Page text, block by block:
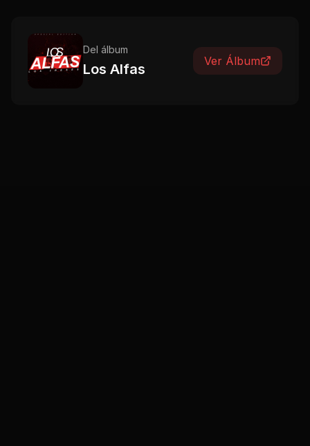
Del álbum
Los Alfas Ver Álbum